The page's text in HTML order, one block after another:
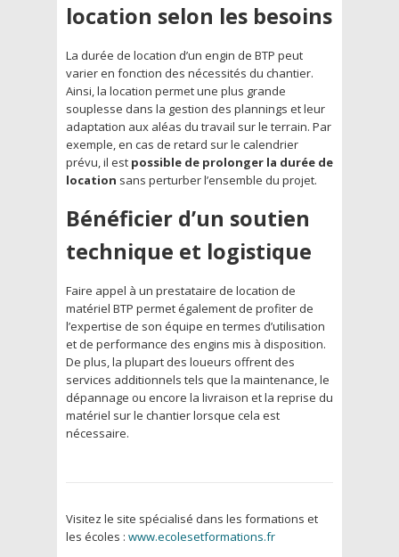
location selon les besoins
La durée de location d’un engin de BTP peut
varier en fonction des nécessités du chantier.
Ainsi, la location permet une plus grande
souplesse dans la gestion des plannings et leur
adaptation aux aléas du travail sur le terrain. Par
exemple, en cas de retard sur le calendrier
prévu, il est possible de prolonger la durée de
location sans perturber l’ensemble du projet.
Bénéficier d’un soutien
technique et logistique
Faire appel à un prestataire de location de
matériel BTP permet également de profiter de
l’expertise de son équipe en termes d’utilisation
et de performance des engins mis à disposition.
De plus, la plupart des loueurs offrent des
services additionnels tels que la maintenance, le
dépannage ou encore la livraison et la reprise du
matériel sur le chantier lorsque cela est
nécessaire.
Visitez le site spécialisé dans les formations et
les écoles : www.ecolesetformations.fr